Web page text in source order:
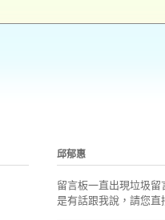
邱郁惠
留言板一直出現垃圾
是有話跟我說，請您直